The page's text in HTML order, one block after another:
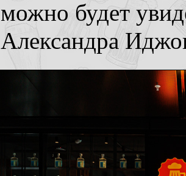
можно будет
Александра